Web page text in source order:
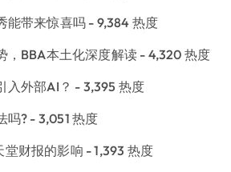
能带来惊喜吗 - 9,384 热度
，BBA本土化深度解读 - 4,320 热度
入外部AI？ - 3,395 热度
吗? - 3,051 热度
堂财报的影响 - 1,393 热度